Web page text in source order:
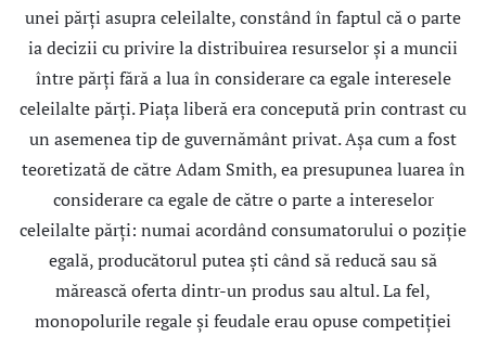
unei părţi asupra celeilalte, constând în faptul că o parte
ia decizii cu privire la distribuirea resurselor şi a muncii
între părţi fără a lua în considerare ca egale interesele
celeilalte părţi. Piaţa liberă era concepută prin contrast cu
un asemenea tip de guvernământ privat. Aşa cum a fost
teoretizată de către Adam Smith, ea presupunea luarea în
considerare ca egale de către o parte a intereselor
celeilalte părţi: numai acordând consumatorului o poziţie
egală, producătorul putea şti când să reducă sau să
mărească oferta dintr-un produs sau altul. La fel,
monopolurile regale şi feudale erau opuse competiţiei